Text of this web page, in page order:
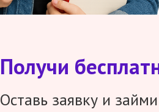
Получи
Оставь заявку и